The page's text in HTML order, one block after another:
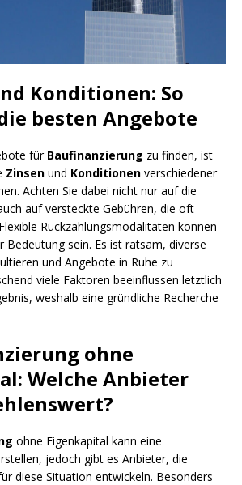
Konditionen: So
besten Angebote
für Baufinanzierung zu finden, ist
Zinsen und Konditionen verschiedener
Achten Sie dabei nicht nur auf die
auf versteckte Gebühren, die oft
Rückzahlungsmodalitäten können
Bedeutung sein. Es ist ratsam, diverse
und Angebote in Ruhe zu
viele Faktoren beeinflussen letztlich
weshalb eine gründliche Recherche
ohne
Welche Anbieter
ohne Eigenkapital kann eine
jedoch gibt es Anbieter, die
diese Situation entwickeln. Besonders